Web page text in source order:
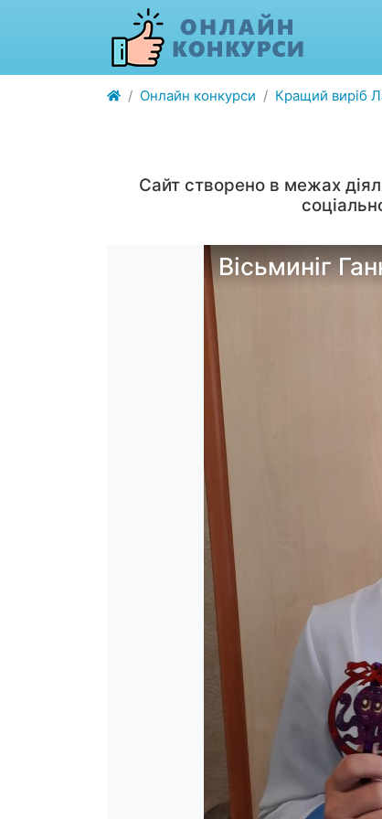
Онлайн конкурси Кращий виріб
Сайт створено в межах
Вісьминіг